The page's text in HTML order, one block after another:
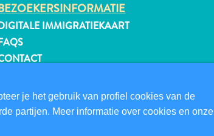
IMMIGRATIEKAART
BROCHURE
je het gebruik van profiel cookies van de
partijen. Meer informatie over cookies en onze